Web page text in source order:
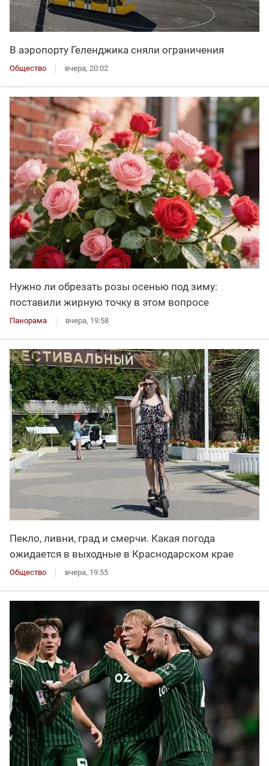
В аэропорту Геленджика сняли ограничения
Общество вчера, 20:02
Нужно ли обрезать розы осенью под зиму:
поставили жирную точку в этом вопросе
Панорама вчера, 19:58
Пекло, ливни, град и смерчи. Какая погода
ожидается в выходные в Краснодарском крае
Общество вчера, 19:55